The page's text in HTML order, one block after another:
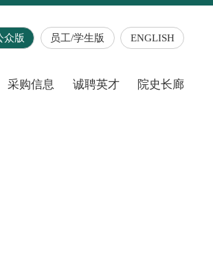
众版 员工/学生版 ENGLISH
采购信息 诚聘英才 院史长廊